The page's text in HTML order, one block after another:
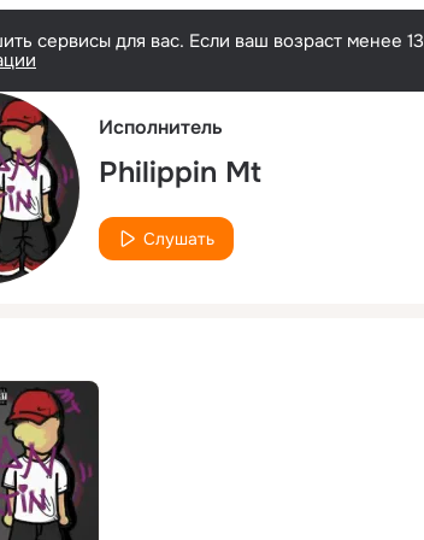
сервисы для вас. Если ваш возраст менее
Исполнитель
Philippin Mt
Слушать